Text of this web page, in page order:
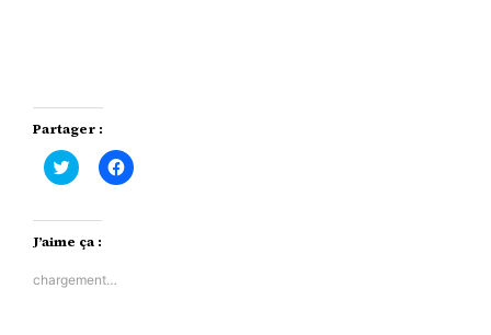
Partager :
Cliquez
pour
Twitter(ouvre
dans
une
fenêtre)
Cliquez
pour
J’aime ça :
chargement…